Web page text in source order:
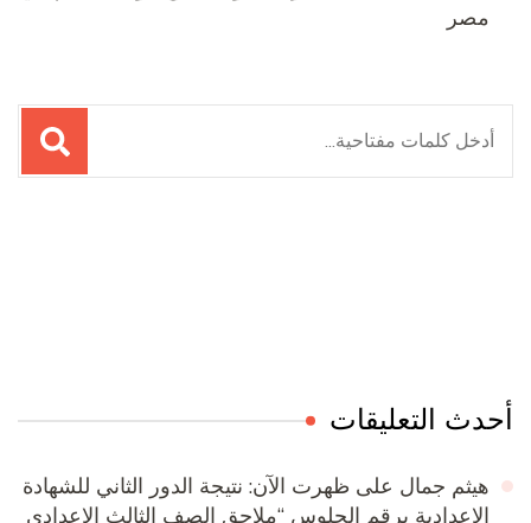
مصر
البحث
عن:
أحدث التعليقات
هيثم جمال على ظهرت الآن: نتيجة الدور الثاني للشهادة
الإعدادية برقم الجلوس “ملاحق الصف الثالث الاعدادى